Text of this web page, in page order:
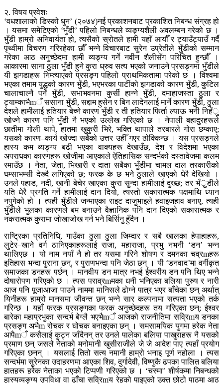
२. विषय प्रवेशः
‘वधशालाको डिस्को धुन’ (२०७४)नई प्रकाशनबाट प्रकाशित निबन्ध संग्रह हो
। यसमा समेटिएको ‘भुँडी’ पहिलो निबन्धले व्यङ्ग्यशैली अवलम्बन गरेको छ ।
भुँडी हाम्रो अनिवार्यता हो, त्यसैको स्रोतले हामी यहाँ आयौँ र ट्याउँट्याउँ गर्दै
पृथ्वीमा विचरण गरिरहेका छौँ भन्ने विचारबाट सुरेन उप्रेतीले भुँडीको सम्मान
गरेका आठ अनुच्छेदमा हामी व्यङ्ग्य गर्ने नवीन शैलीसँग परिचित हुन्छौँ ।
आकारमा साना ठुला भुँडी हुने कुरा ध्रुव सत्य भएको जनाउने प्रसङ्गमा भुँडीले
यी झगडाहरू निम्त्याएको प्रसङ्ग पहिलो प्राथमिकतामा परेको छ । विश्वमा
भएका तमाम युद्धको कारण भुँडी, भएभरका पार्टीको झगडाको कारण भुँडी, कुटिल
चालाचाल्नै पर्ने भुँडी, सभाभवनमा कुर्सी हान्ने भुँडी, दमाहाजस्ता ठुला र
ट्याम्काभैmँ ससाना भुँडी, सद्दाम हुसेन र बिन लादेनलाई मार्ने कारण भुँडी, ठुला
देशले हामीलाई हतियार बेच्ने कारण भुँडी र ती हतियार फिर्ता ल्याऊ भनी निहँु
खोज्ने कारण पनि भुँडी नै भएको उल्लेख गरिएको छ । नेपाली बहादुरहरूले
छातीमा गोली थापे, हातमा खुकुरी भिरे, भक्ति थापाले तरबारले गोरा छप्काए;
यसको कारण–कार्य खोज्दा सबैको उत्तर उहीँ गएर ठोक्किन्छ । यस प्रसङ्गले
हास्य कम व्यङ्ग्य बढी भएका वाक्यहरू देखाउँछ, देश र विदेशमा भएका
अपराधका कारणहरू खोजीमा आएकाले ऐतिहासिक सन्दर्भको दस्तावेजमा कलम
रमाउँछ । नेता, जेता, भिखारी र दाता सबैका भुँडीमा चामल दाल तरकारीको
घम्साभम्सी देख्दै लगिएको छ; फरक के छ भने ठुलाले खाएको धेरै देखियो ।
उनले पहाड, नदी, खानी बेचेर खाएका कुरा सुन्दा हामीलाई दुख्छ; तर भँुडीले
यति धेरै प्रगति गर्ने हामीलाई दान दियो, त्यस्तो सकारात्मक पक्षमाथि ध्यान
नपुगेको हो । त्यही भुँडीले जन्माएका राइट दाजुभाइले हवाइजहाव बनाए, त्यही
भुँडीले भुलका कारणले बम बनाउने वैज्ञानिक पनि दान दिएको सकारात्मक र
नकरात्मक कुरामा जोखाजोख गर्न भने बिर्सिनु हुँदैन ।
राष्ट्रिका प्रतिनिधि, गाउँका ठुला ठुला जिम्दार र सबै खालका हेपाहाहरू,
लुटेर–खाने वर्ग ठानिएकाहरूलाई राजा, महाराजा, प्रभु नभनी ‘डन’ भन्न
थालिएछ । यो नाम नयाँ नै हो तर यसमा गरिने शोषण र दमनका चव्रmहरू
इतिहास भन्दा पुराना छन्, र पुराणभन्दा पनि जेठा छन् । यी ‘डनवाद’मा वर्गीकृत
समाजका डनहरू पर्छन् । मानवीय डन मात्र नभई ईश्वरीय डन पनि थिए भन्ने
दोषारोपण गरिएको छ । त्यस पराव्रmमका धनी भनिएका बलिया पुरुष र नारी
आज पनि पूजाआजा पाउने नाममा मानिसले ढोग्ने पात्र भएर बाँचेका छन् अर्थात्
यिनीहरू हाम्रो मानसमा जीवन्त छन् भन्ने सार कल्पनामा सत्यता भएको तर्क
गरिन्छ । यहाँ फरक प्रसङ्गका फरक अनुच्छेदहरू तय गरिएका छन्; ईश्वर
बारेका महाप्रभुका सन्दर्भ बेग्लै भएभैmँ आजको राजनीतिमा सव्रिmय डनका
प्रसङ्ग अभैm रोचक र घोचक बनाइएका छन् । समसामयिक युगमा हरेक नेता
आपैmँ कसैलाई कुट्न जाँदैनन् तर उनले पालेका बलिया पाखुराहरू नै यसको
प्रमाण छन् जसले नेताको मनोमानी खुसीराजीले जे जे आदेश पाए त्यहाँ प्रयोग
गरिएका छनन् । यसलाई तितो सत्य नमानी हाम्रो भनाइ पूर्ण नहोला । त्यस
सन्दर्भमा सुुरेनका उदाहरणमा आएका शिव, दुर्गादेवी, विष्णुकै ढपका पालित बलिया
हातहरू हरेक नेताका भएको टिप्पणी गरिएको छ । ‘चस्मा’ शीर्षकमा निबन्धको
हास्यव्यङ्ग्य उपविधा वा ढाँचा सव्रिmय रेहको पाइएको उक्त छोटो पाठमा आठ